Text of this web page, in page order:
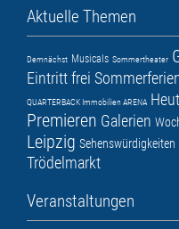
Aktuelle Themen
Demnächst Musicals Sommertheater
Eintritt frei
QUARTERBACK Immobilien ARENA
Premieren Galerien
Leipzig Sehenswürdigkeiten
Trödelmarkt
Veranstaltungen